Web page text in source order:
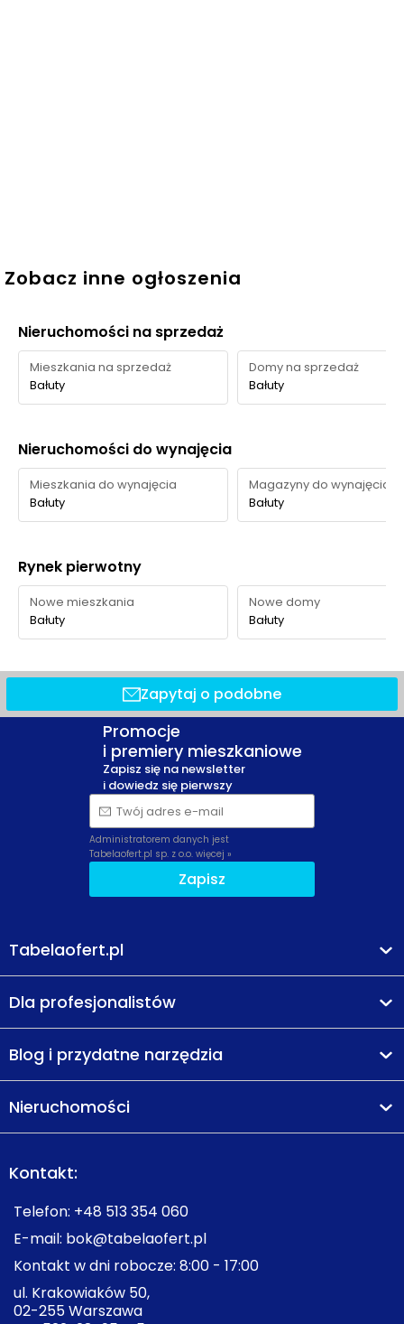
Zobacz inne ogłoszenia
Nieruchomości na sprzedaż
Mieszkania na sprzedaż
Bałuty
Domy na sprzedaż
Bałuty
Nieruchomości do wynajęcia
Mieszkania do wynajęcia
Bałuty
Magazyny do wynajęcia
Bałuty
Rynek pierwotny
Nowe mieszkania
Bałuty
Nowe domy
Bałuty
Zapytaj o podobne
Promocje
i premiery mieszkaniowe
Zapisz się na newsletter
i dowiedz się pierwszy
Twój adres e-mail
Administratorem danych jest
Tabelaofert.pl sp. z o.o. więcej »
Zapisz
Tabelaofert.pl
Dla profesjonalistów
Blog i przydatne narzędzia
Nieruchomości
Kontakt:
Telefon: +48 513 354 060
E-mail: bok@tabelaofert.pl
Kontakt w dni robocze: 8:00 - 17:00
ul. Krakowiaków 50,
02-255 Warszawa